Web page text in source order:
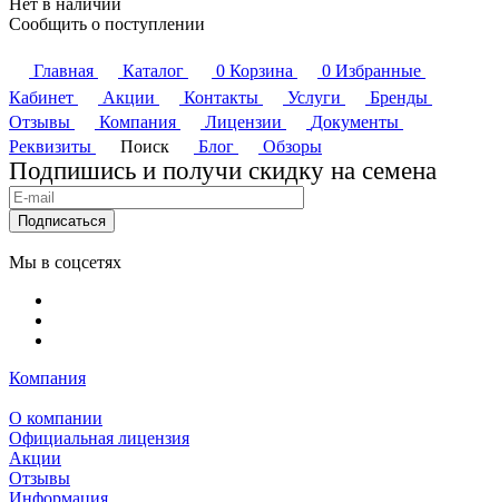
Сообщить о поступлении
Главная Каталог 0 Корзина 0 Избранные
Кабинет
Акции Контакты Услуги
Бренды
Отзывы
Компания Лицензии
Документы
Реквизиты
Поиск Блог Обзоры
Подпишись и получи скидку на семена
Подписаться
Мы в соцсетях
Компания
О компании
Официальная лицензия
Акции
Отзывы
Информация